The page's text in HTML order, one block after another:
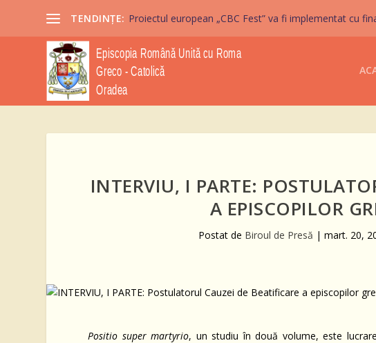
TENDINȚE: Proiectul european „CBC Fest” va fi implementat cu
INTERVIU, I PARTE:
A EPISCOPILOR
Postat de Biroul de Presă | mart. 20,
Positio supermartyrio, un studiu în două volume, este